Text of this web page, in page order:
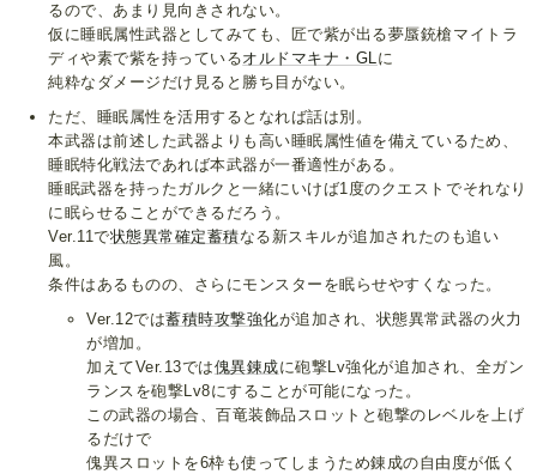
るので、あまり見向きされない。
仮に睡眠属性武器としてみても、匠で紫が出る夢蜃銃槍マイトラ
ディや素で紫を持っているオルドマキナ・GL に
純粋なダメージだけ見ると勝ち目がない。
ただ、睡眠属性を活用するとなれば話は別。
本武器は前述した武器よりも高い睡眠属性値を備えているため、
睡眠特化戦法であれば本武器が一番適性がある。
睡眠武器を持ったガルクと一緒にいけば1度のクエストでそれなり
に眠らせることができるだろう。
Ver.11で状態異常確定蓄積なる新スキルが追加されたのも追い
風。
条件はあるものの、さらにモンスターを眠らせやすくなった。
Ver.12では蓄積時攻撃強化が追加され、状態異常武器の火力
が増加。
加えてVer.13では傀異錬成に砲撃Lv強化が追加され、全ガン
ランスを砲撃Lv8にすることが可能になった。
この武器の場合、百竜装飾品スロットと砲撃のレベルを上げ
るだけで
傀異スロットを6枠も使ってしまうため錬成の自由度が低く